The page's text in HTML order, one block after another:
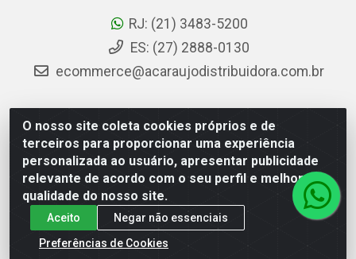
O nosso site coleta cookies próprios e de
terceiros para proporcionar uma experiência
personalizada ao usuário, apresentar publicidade
relevante de acordo com o seu perfil e melhorar a
qualidade do nosso site.
Aceito
Negar não essenciais
Preferências de Cookies
RJ: (21) 3483-5200
ES: (27) 2888-0130
ecommerce@acaraujodistribuidora.com.br
AC Araujo Distribuidora - Rua Carneiro de Campos, 42 -
São Cristóvão, Rio de Janeiro/RJ - CEP 20.920-410 -
CNPJ 08.744.753/0003-85